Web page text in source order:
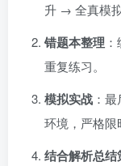
升 → 全真模拟
错题本整理
重复练习。
模拟实战 ：
环境，严格限
结合解析总结